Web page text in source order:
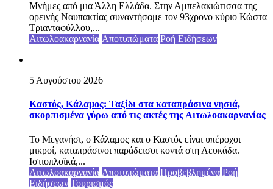
Μνήμες από μια Άλλη Ελλάδα. Στην Αμπελακιώτισσα της
ορεινής Ναυπακτίας συναντήσαμε τον 93χρονο κύριο Κώστα
Τριανταφύλλου,...
Αιτωλοακαρνανία Αποτυπώματα Ροή Ειδήσεων
5 Αυγούστου 2026
Καστός, Κάλαμος: Ταξίδι στα καταπράσινα νησιά,
σκορπισμένα γύρω από τις ακτές της Αιτωλοακαρνανίας
Το Μεγανήσι, ο Κάλαμος και ο Καστός είναι υπέροχοι
μικροί, καταπράσινοι παράδεισοι κοντά στη Λευκάδα.
Ιστιοπλοϊκά,...
Αιτωλοακαρνανία Αποτυπώματα Προβεβλημένα Ροή
Ειδήσεων Τουρισμός